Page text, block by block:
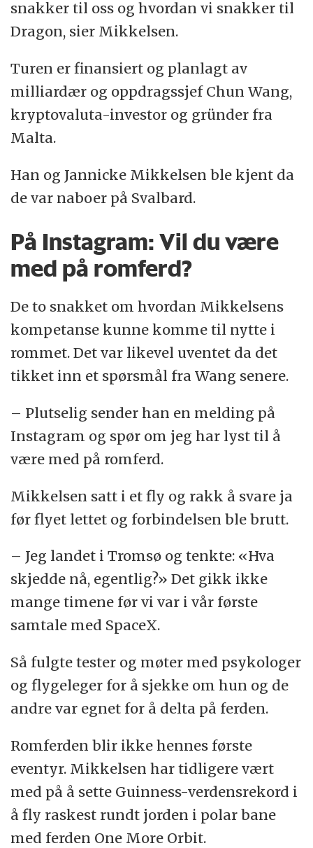
snakker til oss og hvordan vi snakker til
Dragon, sier Mikkelsen.
Turen er finansiert og planlagt av
milliardær og oppdragssjef Chun Wang,
kryptovaluta-investor og gründer fra
Malta.
Han og Jannicke Mikkelsen ble kjent da
de var naboer på Svalbard.
På Instagram: Vil du være
med på romferd?
De to snakket om hvordan Mikkelsens
kompetanse kunne komme til nytte i
rommet. Det var likevel uventet da det
tikket inn et spørsmål fra Wang senere.
– Plutselig sender han en melding på
Instagram og spør om jeg har lyst til å
være med på romferd.
Mikkelsen satt i et fly og rakk å svare ja
før flyet lettet og forbindelsen ble brutt.
– Jeg landet i Tromsø og tenkte: «Hva
skjedde nå, egentlig?» Det gikk ikke
mange timene før vi var i vår første
samtale med SpaceX.
Så fulgte tester og møter med psykologer
og flygeleger for å sjekke om hun og de
andre var egnet for å delta på ferden.
Romferden blir ikke hennes første
eventyr. Mikkelsen har tidligere vært
med på å sette Guinness-verdensrekord i
å fly raskest rundt jorden i polar bane
med ferden One More Orbit.